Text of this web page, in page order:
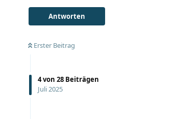
Antworten
Erster Beitrag
4von 28 Beiträgen
Juli 2025